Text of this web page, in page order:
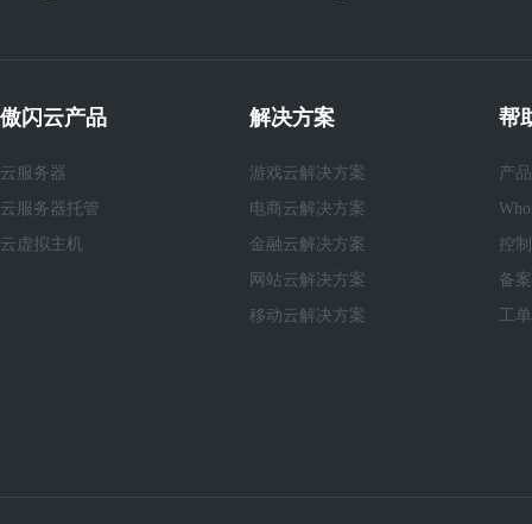
傲闪云产品
云服务器
云服务器托管
云虚拟主机
解决方案
游戏云解决方案
电商云解决方案
金融云解决方案
网站云解决方案
移动云解决方案
帮
产
控
备
工